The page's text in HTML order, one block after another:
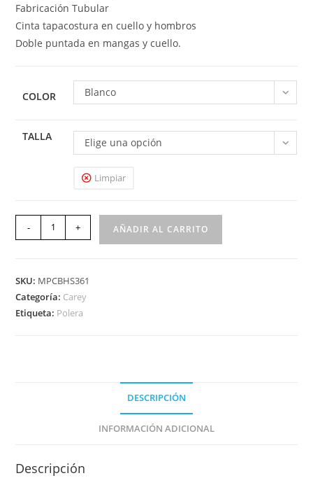
Fabricación Tubular
Cinta tapacostura en cuello y hombros
Doble puntada en mangas y cuello.
COLOR Blanco
TALLA Elige una opción
Limpiar
- + AÑADIR AL CARRITO
SKU: MPCBHS361
Categoría: Carey
Etiqueta: Polera
DESCRIPCIÓN
INFORMACIÓN ADICIONAL
Descripción